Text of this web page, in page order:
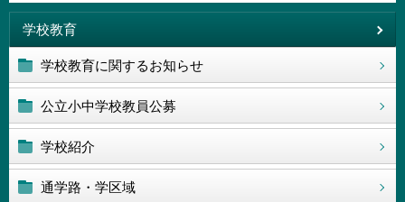
学校教育
学校教育に関するお知らせ
公立小中学校教員公募
学校紹介
通学路・学区域